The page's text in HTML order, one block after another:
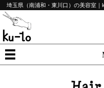
埼玉県（南浦和・東川口）の美容室｜